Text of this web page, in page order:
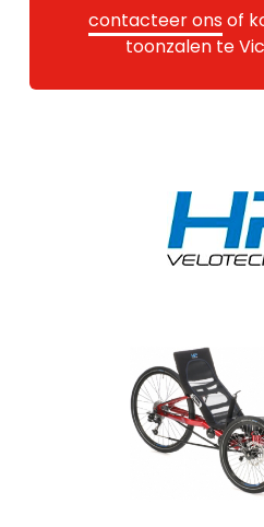
contacteer ons of
toonzalen te